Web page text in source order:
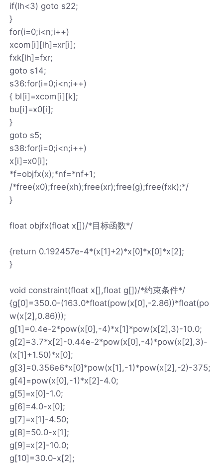
if(lh<3) goto s22;
}
for(i=0;i<n;i++)
xcom[i][lh]=xr[i];
fxk[lh]=fxr;
goto s14;
s36:for(i=0;i<n;i++)
{ bl[i]=xcom[i][k];
bu[i]=x0[i];
}
goto s5;
s38:for(i=0;i<n;i++)
x[i]=x0[i];
*f=objfx(x);*nf=*nf+1;
/*free(x0);free(xh);free(xr);free(g);free(fxk);*/
}
float objfx(float x[])/*目标函数*/
{return 0.192457e-4*(x[1]+2)*x[0]*x[0]*x[2];
}
void constraint(float x[],float g[])/*约束条件*/
{g[0]=350.0-(163.0*float(pow(x[0],-2.86))*float(po
w(x[2],0.86)));
g[1]=0.4e-2*pow(x[0],-4)*x[1]*pow(x[2],3)-10.0;
g[2]=3.7*x[2]-0.44e-2*pow(x[0],-4)*pow(x[2],3)-
(x[1]+1.50)*x[0];
g[3]=0.356e6*x[0]*pow(x[1],-1)*pow(x[2],-2)-375;
g[4]=pow(x[0],-1)*x[2]-4.0;
g[5]=x[0]-1.0;
g[6]=4.0-x[0];
g[7]=x[1]-4.50;
g[8]=50.0-x[1];
g[9]=x[2]-10.0;
g[10]=30.0-x[2];